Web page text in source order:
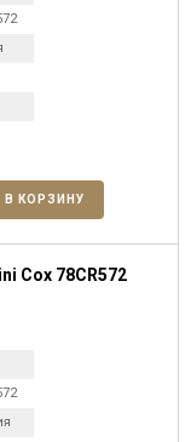
В КОРЗИНУ
Cox 78CR572